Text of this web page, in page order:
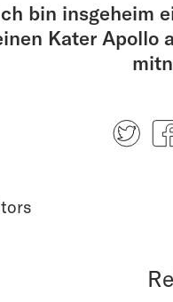
bin insgeheim
Kater Apollo